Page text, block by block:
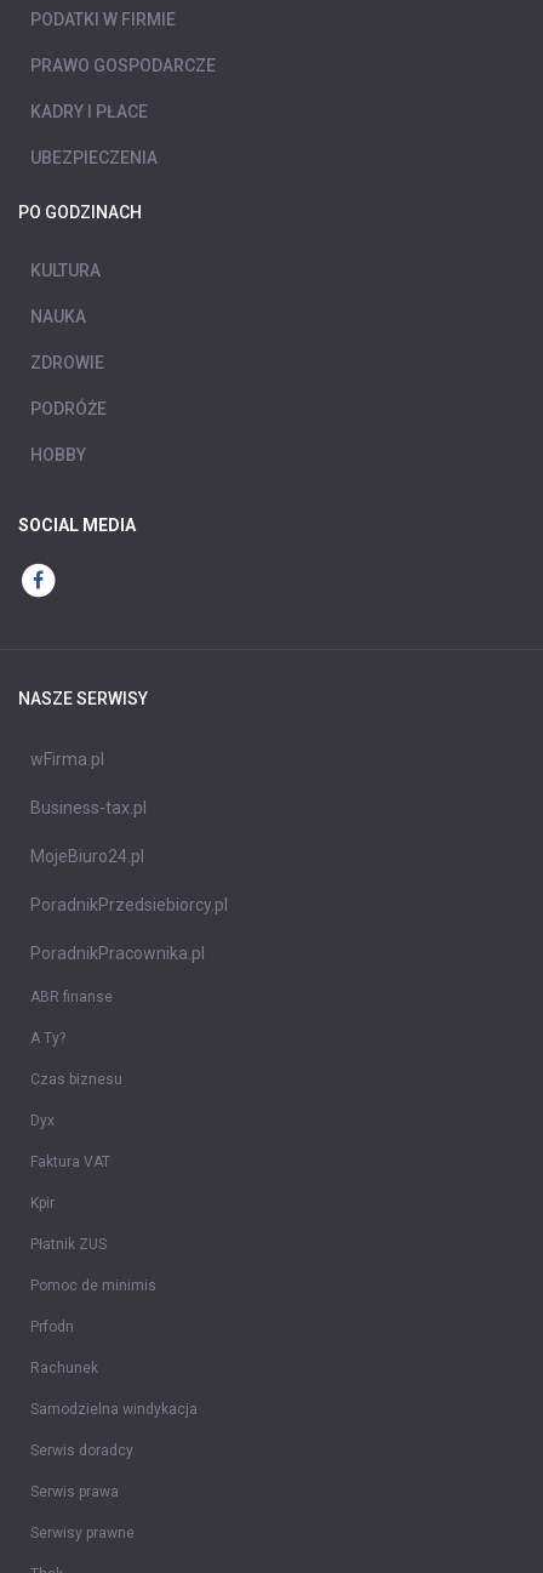
PODATKI W FIRMIE
PRAWO GOSPODARCZE
KADRY I PŁACE
UBEZPIECZENIA
PO GODZINACH
KULTURA
NAUKA
ZDROWIE
PODRÓŻE
HOBBY
SOCIAL MEDIA
NASZE SERWISY
wFirma.pl
Business-tax.pl
MojeBiuro24.pl
PoradnikPrzedsiebiorcy.pl
PoradnikPracownika.pl
ABR finanse
A Ty?
Czas biznesu
Dyx
Faktura VAT
Kpir
Płatnik ZUS
Pomoc de minimis
Prfodn
Rachunek
Samodzielna windykacja
Serwis doradcy
Serwis prawa
Serwisy prawne